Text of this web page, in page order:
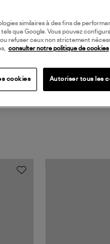
similaires à des fins de
que Google. Vous pouvez
refuser ceux non strictement
consulter notre politique de cookies
cookies Autoriser tous les